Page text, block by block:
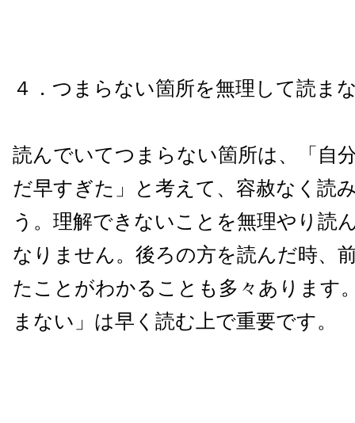
４．つまらない箇所を無理して読ま
読んでいてつまらない箇所は、「自
だ早すぎた」と考えて、容赦なく読
う。理解できないことを無理やり読
なりません。後ろの方を読んだ時、
たことがわかることも多々あります
まない」は早く読む上で重要です。